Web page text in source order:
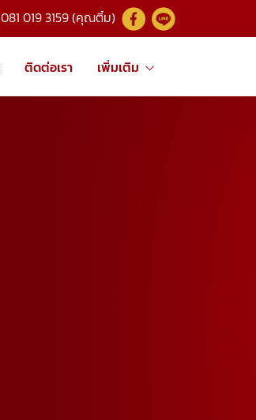
081 019 3159 (คุณติ๋ม)
ติดต่อเรา เพิ่มเติม